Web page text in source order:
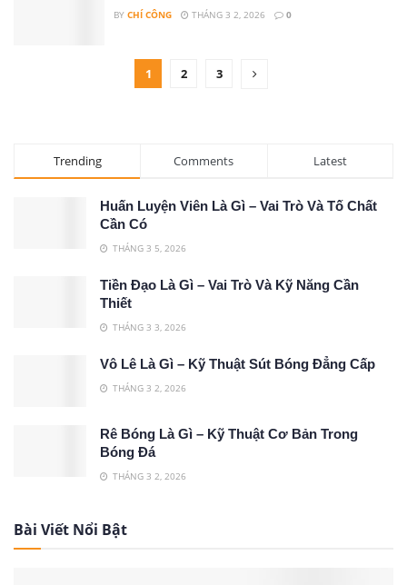
BY CHÍ CÔNG THÁNG 3 2, 2026 0
1 2 3
Trending Comments Latest
Huấn Luyện Viên Là Gì – Vai Trò Và Tố Chất
Cần Có
THÁNG 3 5, 2026
Tiền Đạo Là Gì – Vai Trò Và Kỹ Năng Cần
Thiết
THÁNG 3 3, 2026
Vô Lê Là Gì – Kỹ Thuật Sút Bóng Đẳng Cấp
THÁNG 3 2, 2026
Rê Bóng Là Gì – Kỹ Thuật Cơ Bản Trong
Bóng Đá
THÁNG 3 2, 2026
Bài Viết Nổi Bật